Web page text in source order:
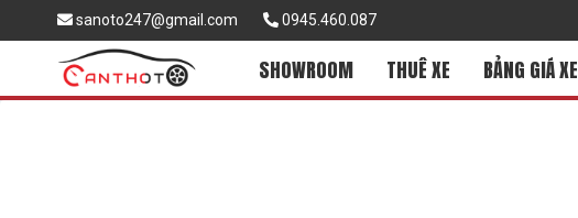
sanoto247@gmail.com 0945.460.087
SHOWROOM THUÊ XE BẢNG GIÁ XE